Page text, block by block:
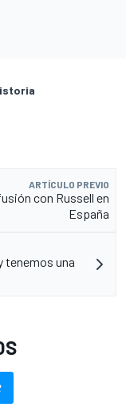
ARTÍCULO PREVIO
con Russell en
España
tenemos una